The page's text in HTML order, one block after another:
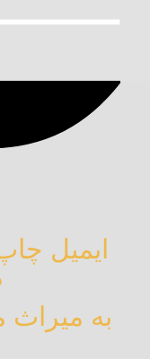
ایمیل
به میراث